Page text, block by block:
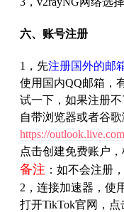
六、账号注册
1，先注册国外的邮
使用国内QQ邮箱，
试一下，如果注册
自带浏览器或者谷
https://
点击创建免费账户
备注 ：如不会注册
2，连接加速器，使
打开TikTok官网，